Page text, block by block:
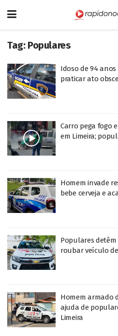
Tag: Populares
Idoso de 94
praticar ato
Carro pega fogo
em Limeira;
Homem invade
bebe cerveja e
Populares
roubar veículo
Homem armado
ajuda de
Limeira